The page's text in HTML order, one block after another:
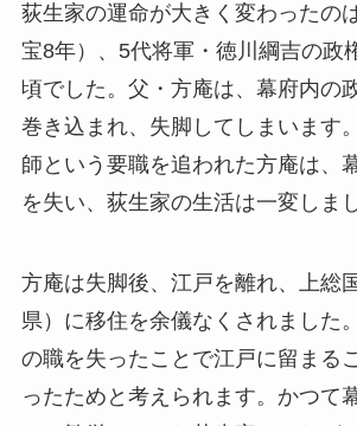
荻生家の運命が大きく変わったの
宝8年）、5代将軍・徳川綱吉の政
頃でした。父・方庵は、幕府内の
巻き込まれ、失脚してしまいます
師という要職を追われた方庵は、
を失い、荻生家の生活は一変しま
方庵は失脚後、江戸を離れ、上総
県）に移住を余儀なくされました
の職を失ったことで江戸に留まる
ったためと考えられます。かつて